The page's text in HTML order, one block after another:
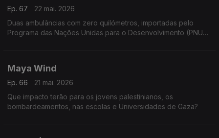
Ep. 67
22 mai. 2026
Duas ambulâncias com zero quilómetros, importadas pelo
Programa das Nações Unidas para o Desenvolvimento (PNUD)
Maya Wind
Ep. 66
21 mai. 2026
Que impacto terão para os jovens palestinianos, os
bombardeamentos, nas escolas e Universidades de Gaza?